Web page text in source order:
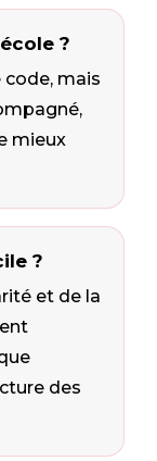
?
mais
mieux
?
et de la
des